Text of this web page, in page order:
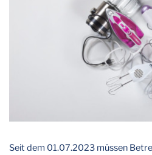
Seit dem 01.07.2023 müssen